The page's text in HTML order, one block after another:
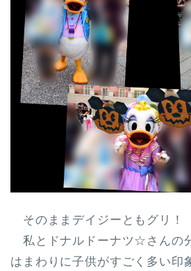
そのままデイジーともグリ！
私とドナルドーナツ☆さんの
はまわりに子供がすごく多い印